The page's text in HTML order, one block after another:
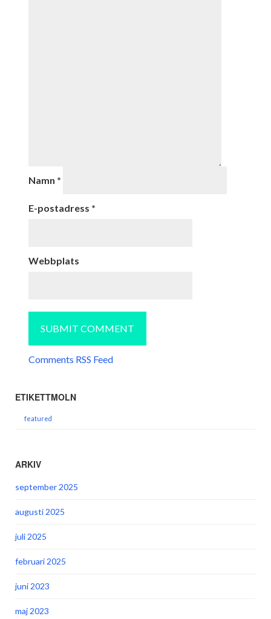
Namn *
E-postadress *
Webbplats
Comments RSS Feed
ETIKETTMOLN
featured
ARKIV
september 2025
augusti 2025
juli 2025
februari 2025
juni 2023
maj 2023